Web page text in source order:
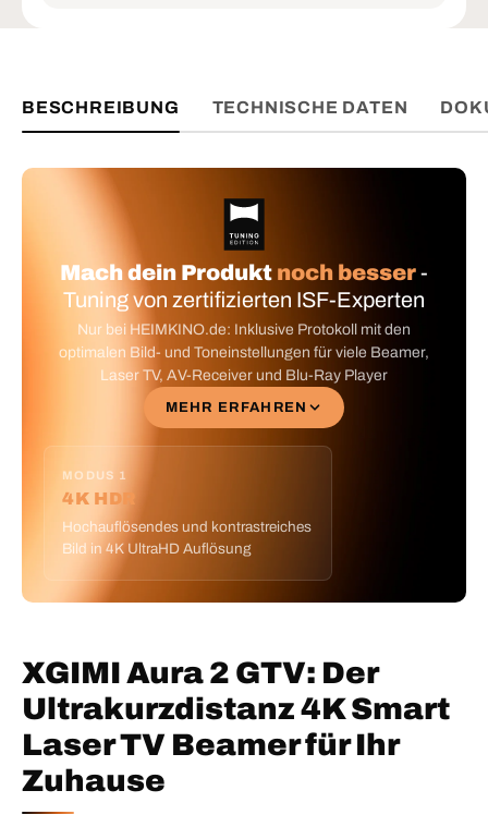
BESCHREIBUNG TECHNISCHE DATEN
Mach dein Produkt noch besser-
Tuning von zertifizierten ISF-Experten
Nur bei HEIMKINO.de: Inklusive Protokoll mit den
optimalen Bild- und Toneinstellungen für viele Beamer,
Laser TV, AV-Receiver und Blu-Ray Player
MEHR ERFAHREN
MODUS 1
4K HDR
Hochauflösendes und kontrastreiches
Bild in 4K UltraHD Auflösung
XGIMI Aura 2 GTV: Der
Ultrakurzdistanz 4K Smart
Laser TV Beamer für Ihr
Zuhause